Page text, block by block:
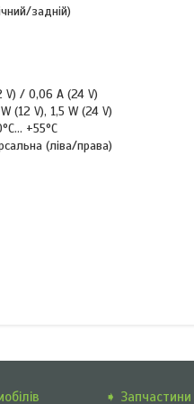
задній)
V) / 0,06 A (24 V)
(12 V), 1,5 W (24 V)
+55°C
(ліва/права)
➧ Запчастини